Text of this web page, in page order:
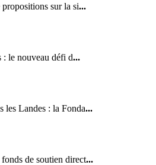
sur la si...
: le nouveau défi d...
les Landes : la Fonda...
de soutien direct...